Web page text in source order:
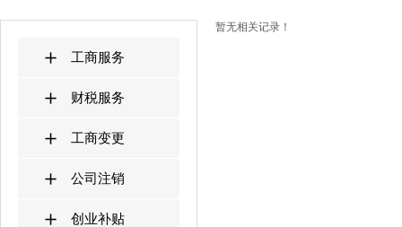
暂无相关记录！
工商服务
财税服务
工商变更
公司注销
创业补贴